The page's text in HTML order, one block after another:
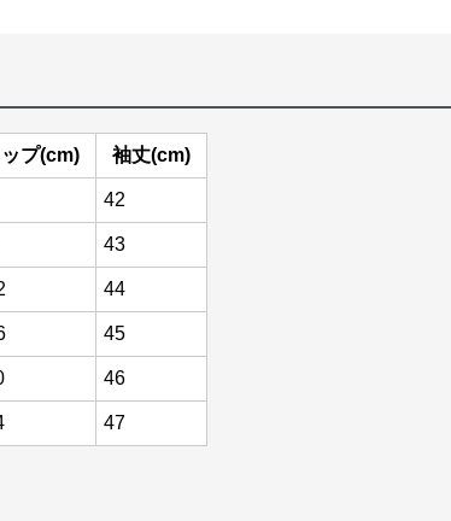
ップ(cm) 袖丈(cm)
42
43
44
45
46
47